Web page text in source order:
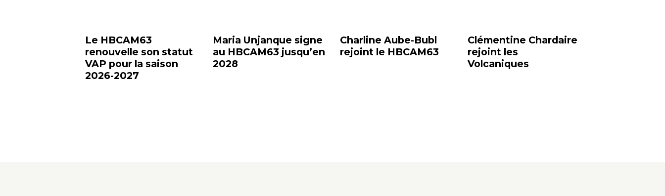
Le HBCAM63
renouvelle son statut
VAP pour la saison
2026-2027
Maria Unjanque signe
au HBCAM63 jusqu’en
2028
Charline Aube-Bubl
rejoint le HBCAM63
Clémentine Chardaire
rejoint les
Volcaniques